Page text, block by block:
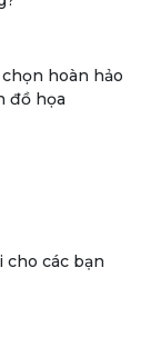
hoàn hảo
đồ họa
các bạn